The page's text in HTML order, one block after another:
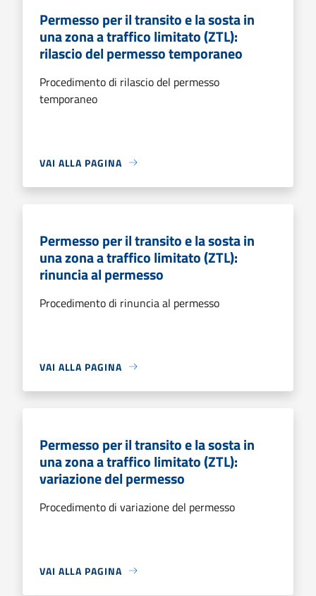
Permesso per il transito e la sosta in
una zona a traffico limitato (ZTL):
rilascio del permesso temporaneo
Procedimento di rilascio del permesso
temporaneo
VAI ALLA PAGINA
Permesso per il transito e la sosta in
una zona a traffico limitato (ZTL):
rinuncia al permesso
Procedimento di rinuncia al permesso
VAI ALLA PAGINA
Permesso per il transito e la sosta in
una zona a traffico limitato (ZTL):
variazione del permesso
Procedimento di variazione del permesso
VAI ALLA PAGINA